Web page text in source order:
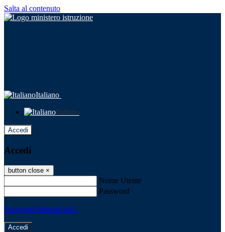
Salta al contenuto
Italiano
Italiano
Accedi
Accedi
button close ×
Nome Utente
Password
Password dimenticata?